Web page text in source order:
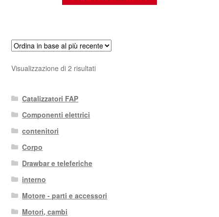
Visualizzazione di 2 risultatiOrdina
Catalizzatori FAP
Componenti elettrici
contenitori
Corpo
Drawbar e teleferiche
interno
Motore - parti e accessori
Motori, cambi